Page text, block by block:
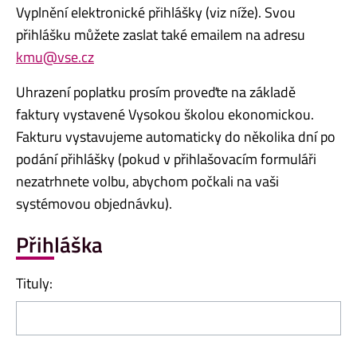
Vyplnění elektronické přihlášky (viz níže). Svou
přihlášku můžete zaslat také emailem na adresu
kmu@vse.cz
Uhrazení poplatku prosím proveďte na základě
faktury vystavené Vysokou školou ekonomickou.
Fakturu vystavujeme automaticky do několika dní po
podání přihlášky (pokud v přihlašovacím formuláři
nezatrhnete volbu, abychom počkali na vaši
systémovou objednávku).
Přihláška
Tituly: